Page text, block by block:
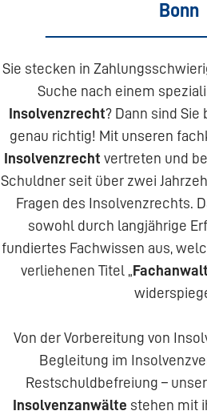
Bonn
Sie stecken in
Suche nach einem
Insolvenzrecht? Dann sind Sie
genau richtig! Mit unseren
Insolvenzrecht vertreten und
Schuldner seit über zwei
Fragen des Insolvenzrechts.
sowohl durch langjährige
fundiertes Fachwissen aus,
verliehenen Titel „
Von der Vorbereitung von
Begleitung im
Restschuldbefreiung –
Insolvenzanwälte stehen mit